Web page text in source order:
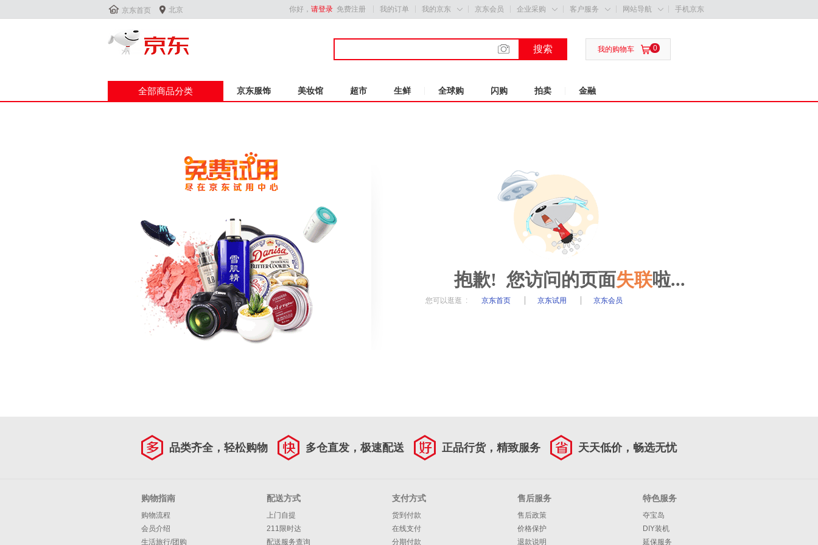
 京东首页  北京 你好， 请登录 免费注册 我的订单 我的京东  京东会员 企业采购  客户服务  网站导航  手机京东
搜索  0
我的购物车
全部商品分类 京东服饰 美妆馆 超市 生鲜 全球购 闪购 拍卖 金融
抱歉! 您访问的页面失联啦...
您可以逛逛 : 京东首页 京东试用 京东会员
品类齐全，轻松购物 多仓直发，极速配送 正品行货，精致服务 天天低价，畅选无忧
购物指南
购物流程
会员介绍
生活旅行/团购
配送方式
上门自提
211限时达
配送服务查询
支付方式
货到付款
在线支付
分期付款
售后服务
售后政策
价格保护
退款说明
特色服务
夺宝岛
DIY装机
延保服务